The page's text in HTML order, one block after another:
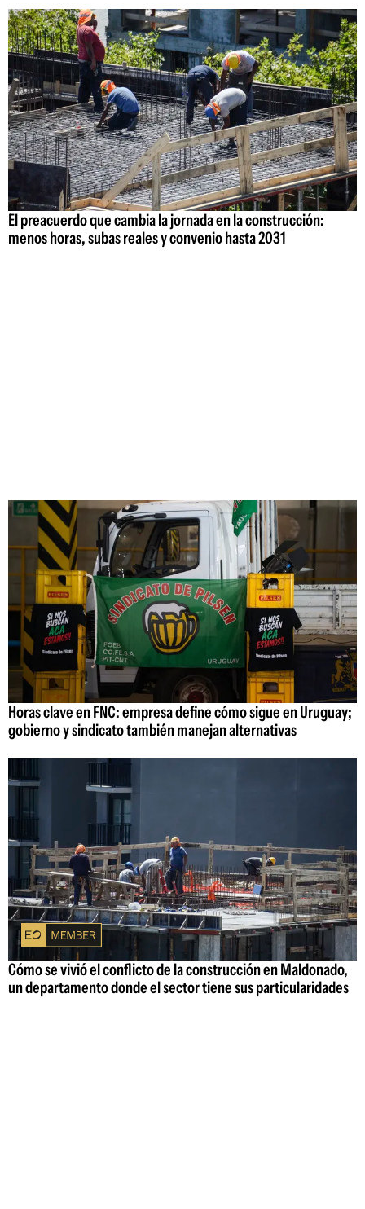
El preacuerdo que cambia la jornada en la construcción:
menos horas, subas reales y convenio hasta 2031
Horas clave en FNC: empresa define cómo sigue en Uruguay;
gobierno y sindicato también manejan alternativas
Cómo se vivió el conflicto de la construcción en Maldonado,
un departamento donde el sector tiene sus particularidades